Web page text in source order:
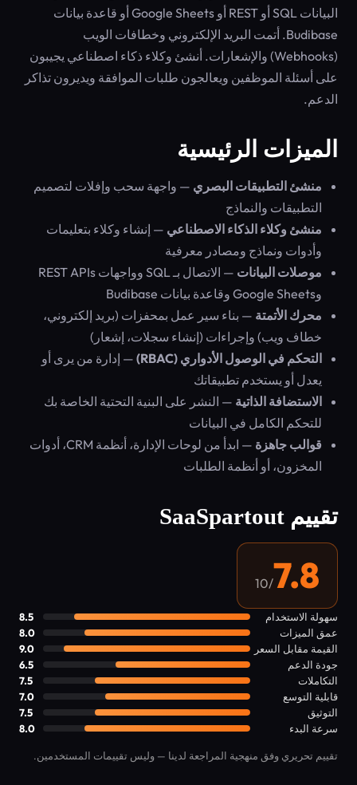
البيانات SQL أو REST أو Google Sheets أو قاعدة بيانات
Budibase. أتمت البريد الإلكتروني وخطافات الويب
(Webhooks) والإشعارات. أنشئ وكلاء ذكاء اصطناعي يجيبون
على أسئلة الموظفين ويعالجون طلبات الموافقة ويديرون تذاكر
الدعم.
الميزات الرئيسية
منشئ التطبيقات البصري — واجهة سحب وإفلات لتصميم
التطبيقات والنماذج
منشئ وكلاء الذكاء الاصطناعي — إنشاء وكلاء بتعليمات
وأدوات ونماذج ومصادر معرفية
موصلات البيانات
— الاتصال بـ SQL وواجهات REST APIs
وGoogle Sheets وقاعدة بيانات Budibase
محرك الأتمتة — بناء سير عمل بمحفزات (بريد إلكتروني،
خطاف ويب) وإجراءات (إنشاء سجلات، إشعار)
التحكم في الوصول الأدواري (RBAC)
— إدارة من يرى أو
يعدل أو يستخدم تطبيقاتك
الاستضافة الذاتية — النشر على البنية التحتية الخاصة بك
للتحكم الكامل في البيانات
قوالب جاهزة
— ابدأ من لوحات الإدارة، أنظمة CRM، أدوات
المخزون، أو أنظمة الطلبات
تقييم SaaSpartout
7.8
/10
سهولة الاستخدام
8.5
عمق الميزات
8.0
القيمة مقابل السعر
9.0
جودة الدعم
6.5
التكاملات
7.5
قابلية التوسع
7.0
التوثيق
7.5
سرعة البدء
8.0
تقييم تحريري وفق منهجية المراجعة لدينا — وليس تقييمات المستخدمين.